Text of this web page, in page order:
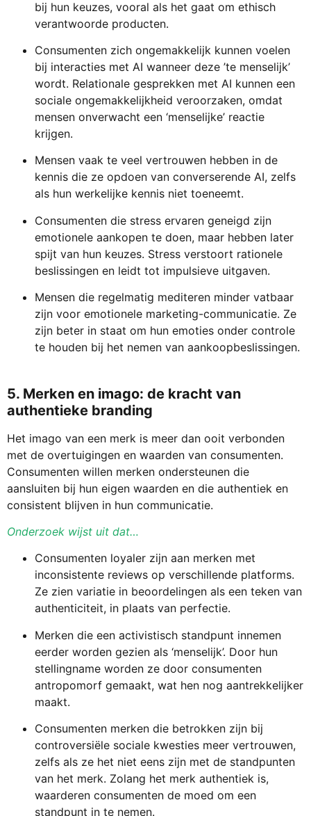
bij hun keuzes, vooral als het gaat om ethisch
verantwoorde producten.
Consumenten zich ongemakkelijk kunnen voelen
bij interacties met AI wanneer deze ’te menselijk’
wordt. Relationale gesprekken met AI kunnen een
sociale ongemakkelijkheid veroorzaken, omdat
mensen onverwacht een ‘menselijke’ reactie
krijgen.
Mensen vaak te veel vertrouwen hebben in de
kennis die ze opdoen van converserende AI, zelfs
als hun werkelijke kennis niet toeneemt.
Consumenten die stress ervaren geneigd zijn
emotionele aankopen te doen, maar hebben later
spijt van hun keuzes. Stress verstoort rationele
beslissingen en leidt tot impulsieve uitgaven.
Mensen die regelmatig mediteren minder vatbaar
zijn voor emotionele marketing-communicatie. Ze
zijn beter in staat om hun emoties onder controle
te houden bij het nemen van aankoopbeslissingen.
5. Merken en imago: de kracht van
authentieke branding
Het imago van een merk is meer dan ooit verbonden
met de overtuigingen en waarden van consumenten.
Consumenten willen merken ondersteunen die
aansluiten bij hun eigen waarden en die authentiek en
consistent blijven in hun communicatie.
Onderzoek wijst uit dat…
Consumenten loyaler zijn aan merken met
inconsistente reviews op verschillende platforms.
Ze zien variatie in beoordelingen als een teken van
authenticiteit, in plaats van perfectie.
Merken die een activistisch standpunt innemen
eerder worden gezien als ‘menselijk’. Door hun
stellingname worden ze door consumenten
antropomorf gemaakt, wat hen nog aantrekkelijker
maakt.
Consumenten merken die betrokken zijn bij
controversiële sociale kwesties meer vertrouwen,
zelfs als ze het niet eens zijn met de standpunten
van het merk. Zolang het merk authentiek is,
waarderen consumenten de moed om een
standpunt in te nemen.